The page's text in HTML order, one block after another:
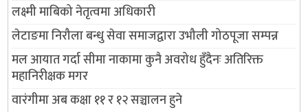
लक्ष्मी माबिको नेतृत्वमा अधिकारी
लेटाङमा निरौला बन्धु सेवा समाजद्वारा उभौली गोठपूजा सम्पन्न
मल आयात गर्दा सीमा नाकामा कुनै अवरोध हुँदैनः अतिरिक्त
महानिरीक्षक मगर
वारंगीमा अब कक्षा ११ र १२ सञ्चालन हुने